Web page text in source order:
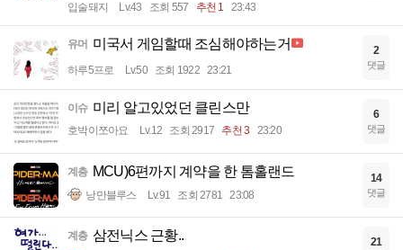
입술돼지 Lv.43 조회 557 추천 1 23:43
유머 미국서 게임할때 조심해야하는거
하루5프로 Lv.50 조회 1922 23:21
2
댓글
이슈 미리 알고있었던 클린스만
호박이쪼아요 Lv.12 조회 2917 추천 3 23:20
6
댓글
계층 MCU)6편까지 계약을 한 톰홀랜드
낭만블루스 Lv.91 조회 2781 23:08
14
댓글
계층 삼전닉스 근황.. 21